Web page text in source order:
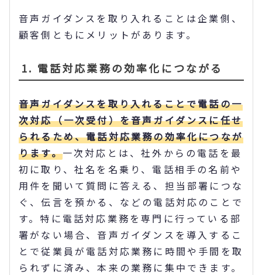
音声ガイダンスを取り入れることは企業側、
顧客側ともにメリットがあります。
1. 電話対応業務の効率化につながる
音声ガイダンスを取り入れることで電話の一
次対応（一次受付）を音声ガイダンスに任せ
られるため、電話対応業務の効率化につなが
ります。一次対応とは、社外からの電話を最
初に取り、社名を名乗り、電話相手の名前や
用件を聞いて質問に答える、担当部署につな
ぐ、伝言を預かる、などの電話対応のことで
す。特に電話対応業務を専門に行っている部
署がない場合、音声ガイダンスを導入するこ
とで従業員が電話対応業務に時間や手間を取
られずに済み、本来の業務に集中できます。